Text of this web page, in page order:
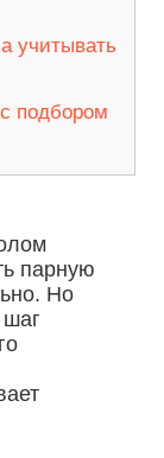
учитывать
подбором
парную
Но